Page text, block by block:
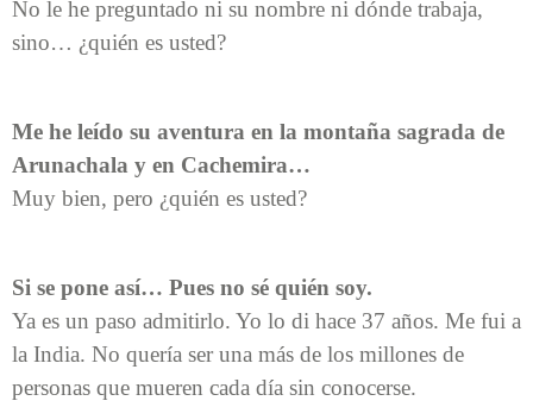
No le he preguntado ni su nombre ni dónde trabaja,
sino… ¿quién es usted?
Me he leído su aventura en la montaña sagrada de
Arunachala y en Cachemira…
Muy bien, pero ¿quién es usted?
Si se pone así… Pues no sé quién soy.
Ya es un paso admitirlo. Yo lo di hace 37 años. Me fui a
la India. No quería ser una más de los millones de
personas que mueren cada día sin conocerse.